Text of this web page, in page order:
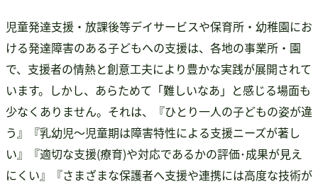
児童発達支援・放課後等デイサービスや保育所・幼稚園にお
ける発達障害のある子どもへの支援は、各地の事業所・園
で、支援者の情熱と創意工夫により豊かな実践が展開されて
います。しかし、あらためて「難しいなあ」と感じる場面も
少なくありません。それは、『ひとり一人の子どもの姿が違
う』『乳幼児〜児童期は障害特性による支援ニーズが著し
い』『適切な支援(療育)や対応であるかの評価･成果が見え
にくい』『さまざまな保護者へ支援や連携には高度な技術が
セミナー情報
書籍・DVD販売
書籍・DVD販売
おすすめ書籍
支援のお願い
会員募集
寄附